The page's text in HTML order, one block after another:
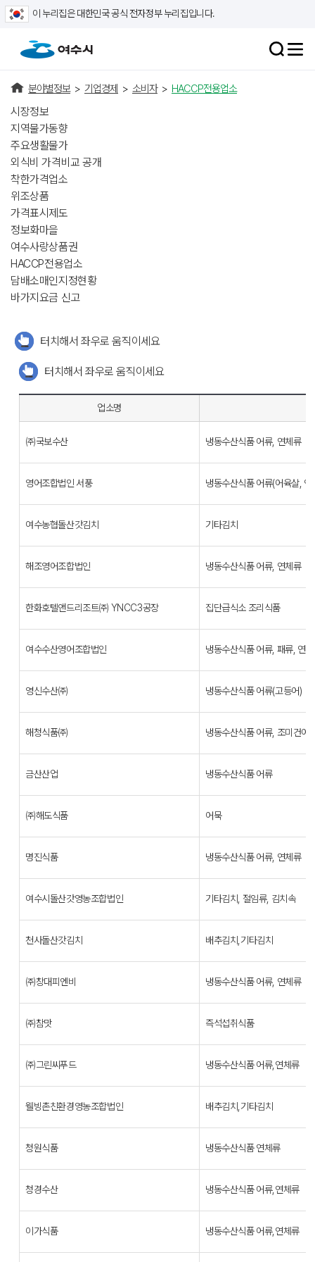
이 누리집은 대한민국 공식 전자정부 누리집입니다.
분야별정보 > 기업경제 > 소비자 > HACCP전용업소
시장정보
지역물가동향
주요생활물가
외식비 가격비교 공개
착한가격업소
위조상품
가격표시제도
정보화마을
여수사랑상품권
HACCP전용업소
담배소매인지정현황
바가지요금 신고
터치해서 좌우로 움직이세요
터치해서 좌우로 움직이세요
업소명
㈜국보수산 냉동수산식품 어류, 연체류
영어조합법인 서풍 냉동수산식품 어류(어육살, 연
여수농협돌산갓김치 기타김치
해조영어조합법인 냉동수산식품 어류, 연체류
한화호텔앤드리조트㈜ YNCC3공장 집단급식소 조리식품
여수수산영어조합법인 냉동수산식품 어류, 패류, 연
영신수산㈜ 냉동수산식품 어류(고등어)
해청식품㈜ 냉동수산식품 어류, 조미건어
금산산업 냉동수산식품 어류
㈜해도식품 어묵
명진식품 냉동수산식품 어류, 연체류
여수시돌산갓영농조합법인 기타김치, 절임류, 김치속
천사돌산갓김치 배추김치,기타김치
㈜창대피엔비 냉동수산식품 어류, 연체류
㈜참맛 즉석섭취식품
㈜그린씨푸드 냉동수산식품 어류,연체류
웰빙촌친환경영농조합법인 배추김치,기타김치
청원식품 냉동수산식품 연체류
청경수산 냉동수산식품 어류,연체류
이가식품 냉동수산식품 어류,연체류